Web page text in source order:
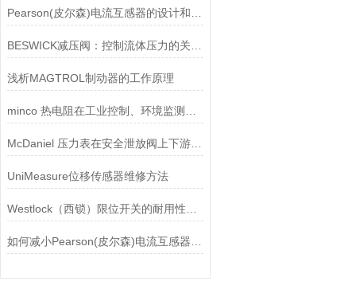
浅析MAGTROL制动器的工作原理
McDaniel 压力表在安全泄放阀上下游压力监测中的应用
UniMeasure位移传感器维修方法